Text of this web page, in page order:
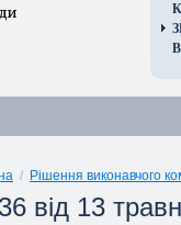
/ Рішення виконавчого
від 13